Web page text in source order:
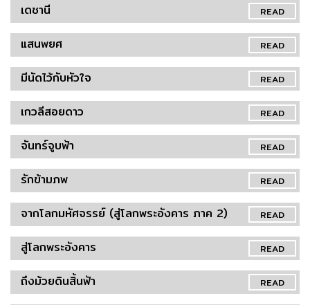
READ
เดชานี
READ
แสนพยศ
READ
มีนัดไว้กับหัวใจ
READ
เกวลีสอยดาว
READ
จันทร์จูบฟ้า
READ
รักข้ามภพ
READ
จากโลกมหัศจรรย์ (สู่โลกพระอังคาร ภาค 2)
READ
สู่โลกพระอังคาร
READ
ถึงม้วยดินสิ้นฟ้า